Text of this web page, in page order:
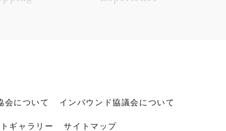
会について インバウンド協議会について
ギャラリー サイトマップ